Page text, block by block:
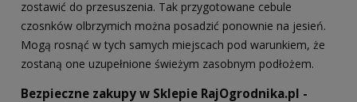
zostawić do przesuszenia. Tak przygotowane cebule
czosnków olbrzymich można posadzić ponownie na jesień.
Mogą rosnąć w tych samych miejscach pod warunkiem, że
zostaną one uzupełnione świeżym zasobnym podłożem.
Bezpieczne zakupy w Sklepie RajOgrodnika.pl -